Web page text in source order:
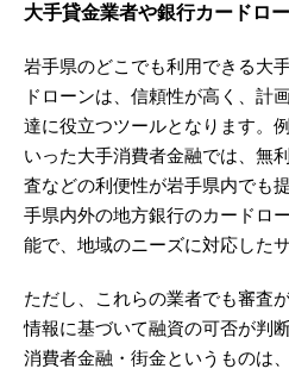
大手貸金業者や銀行カードロ
岩手県のどこでも利用できる大
ドローンは、信頼性が高く、計
達に役立つツールとなります。
いった大手消費者金融では、無
査などの利便性が岩手県内でも
手県内外の地方銀行のカードロ
能で、地域のニーズに対応した
ただし、これらの業者でも審査
情報に基づいて融資の可否が判
消費者金融・街金というものは